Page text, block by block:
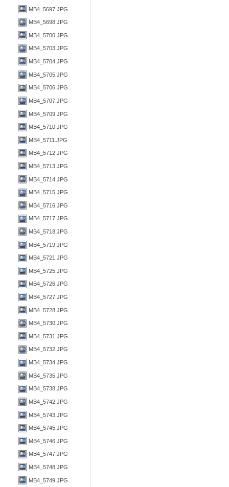
MB4_5697.JPG
MB4_5698.JPG
MB4_5700.JPG
MB4_5703.JPG
MB4_5704.JPG
MB4_5705.JPG
MB4_5706.JPG
MB4_5707.JPG
MB4_5709.JPG
MB4_5710.JPG
MB4_5711.JPG
MB4_5712.JPG
MB4_5713.JPG
MB4_5714.JPG
MB4_5715.JPG
MB4_5716.JPG
MB4_5717.JPG
MB4_5718.JPG
MB4_5719.JPG
MB4_5721.JPG
MB4_5725.JPG
MB4_5726.JPG
MB4_5727.JPG
MB4_5728.JPG
MB4_5730.JPG
MB4_5731.JPG
MB4_5732.JPG
MB4_5734.JPG
MB4_5735.JPG
MB4_5738.JPG
MB4_5742.JPG
MB4_5743.JPG
MB4_5745.JPG
MB4_5746.JPG
MB4_5747.JPG
MB4_5748.JPG
MB4_5749.JPG